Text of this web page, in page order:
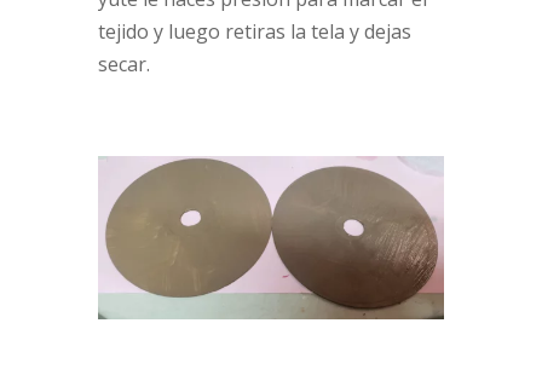
tejido y luego retiras la tela y dejas
secar.